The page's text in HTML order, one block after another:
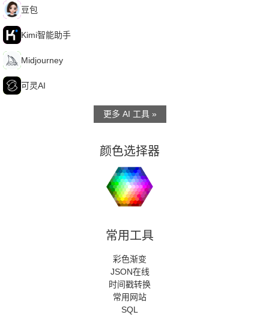
豆 豆包
K Kimi智能助手
M Midjourney
可 可灵AI
更多 AI 工具 »
颜色选择器
常用工具
彩色渐变
JSON在线
时间戳转换
常用网站
SQL